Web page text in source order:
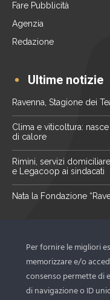
Fare Pubblicità
Agenzia
Redazione
Ultime notizie
Ravenna, Stagione dei
Clima e viticoltura:
di calore
Rimini, servizi
e Legacoop ai sindacati
Nata la Fondazione
Scopri le ultime
newsletter
Per fornire le migliori
memorizzare e/o
consenso permette di
di navigazione o ID